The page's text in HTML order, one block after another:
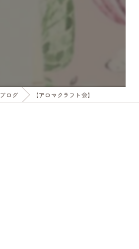
ブログ 【アロマクラフト会】